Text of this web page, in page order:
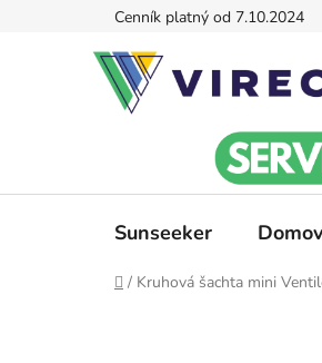
Cenník platný od 7.10.2024
Sunseeker Domov
Domov
/ Kruhová šachta mini